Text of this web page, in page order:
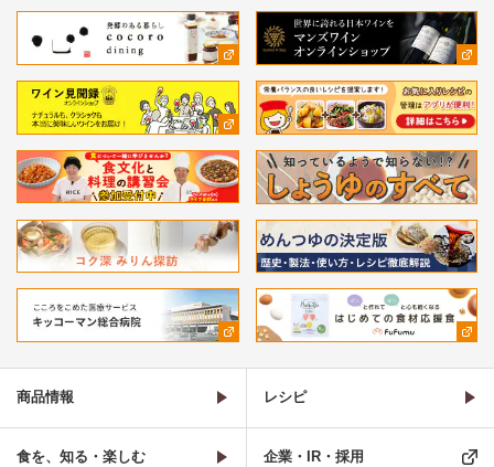
商品情報 レシピ
食を、知る・楽しむ 企業・IR・採用